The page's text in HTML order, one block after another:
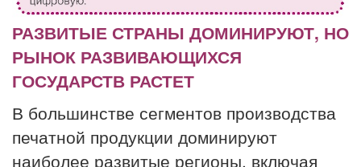
РАЗВИТЫЕ СТРАНЫ ДОМИНИРУЮТ, НО
РЫНОК РАЗВИВАЮЩИХСЯ
ГОСУДАРСТВ РАСТЕТ
В большинстве сегментов производства
печатной продукции доминируют
наиболее развитые регионы, включая